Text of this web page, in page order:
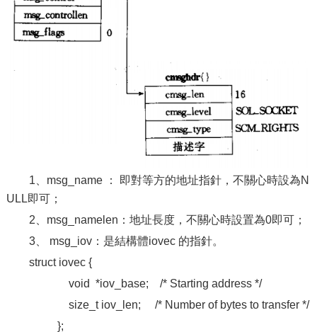
1、msg_name ： 即對等方的地址指針，不關心時設為N
ULL即可；
2、msg_namelen：地址長度，不關心時設置為0即可；
3、 msg_iov：是結構體iovec 的指針。
struct iovec {
void *iov_base; /* Starting address */
size_t iov_len; /* Number of bytes to transfer */
};